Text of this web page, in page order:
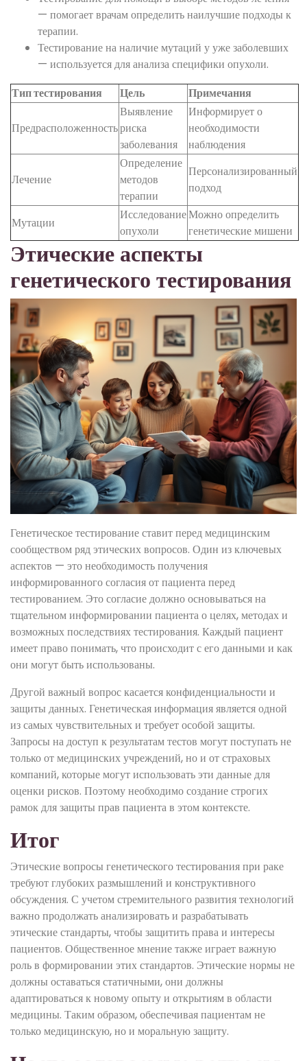
— помогает врачам определить наилучшие подходы к
терапии.
Тестирование на наличие мутаций у уже заболевших
— используется для анализа специфики опухоли.
Тип тестирования
Цель Примечания
Предрасположенность
Выявление
риска
заболевания
Информирует о
необходимости
наблюдения
Лечение
Определение
методов
терапии
Персонализированный
подход
Мутации
Исследование
опухоли
Можно определить
генетические мишени
Этические аспекты
генетического тестирования
Генетическое тестирование ставит перед медицинским
сообществом ряд этических вопросов. Один из ключевых
аспектов — это необходимость получения
информированного согласия от пациента перед
тестированием. Это согласие должно основываться на
тщательном информировании пациента о целях, методах и
возможных последствиях тестирования. Каждый пациент
имеет право понимать, что происходит с его данными и как
они могут быть использованы.
Другой важный вопрос касается конфиденциальности и
защиты данных. Генетическая информация является одной
из самых чувствительных и требует особой защиты.
Запросы на доступ к результатам тестов могут поступать не
только от медицинских учреждений, но и от страховых
компаний, которые могут использовать эти данные для
оценки рисков. Поэтому необходимо создание строгих
рамок для защиты прав пациента в этом контексте.
Итог
Этические вопросы генетического тестирования при раке
требуют глубоких размышлений и конструктивного
обсуждения. С учетом стремительного развития технологий
важно продолжать анализировать и разрабатывать
этические стандарты, чтобы защитить права и интересы
пациентов. Общественное мнение также играет важную
роль в формировании этих стандартов. Этические нормы не
должны оставаться статичными, они должны
адаптироваться к новому опыту и открытиям в области
медицины. Таким образом, обеспечивая пациентам не
только медицинскую, но и моральную защиту.